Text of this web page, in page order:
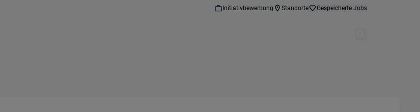
Initiativbewerbung Standorte Gespeicherte Jobs